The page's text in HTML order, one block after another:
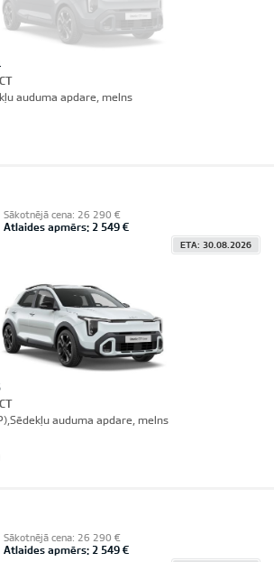
auduma apdare, melns
Sākotnējā cena: 26 290 €
Atlaides apmērs: 2 549 €
ETA: 30.08.2026
auduma apdare, melns
Sākotnējā cena: 26 290 €
Atlaides apmērs: 2 549 €